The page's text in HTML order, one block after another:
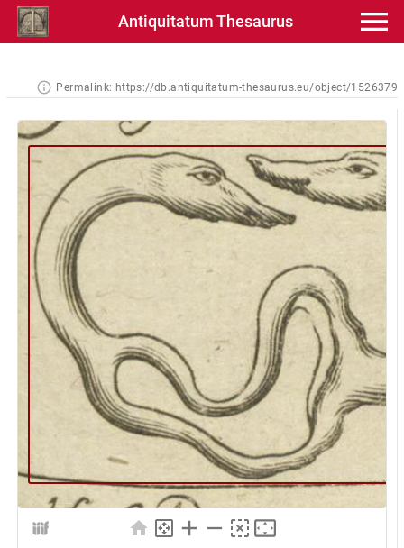
Antiquitatum Thesaurus
Permalink: https://db.antiquitatum-thesaurus.eu/object/1526379